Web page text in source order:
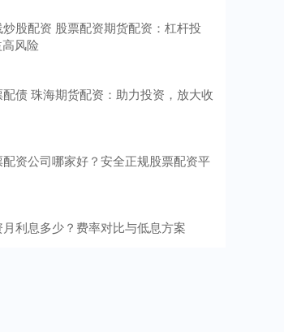
股配资 股票配资期货配资：杠杆投
风险
债 珠海期货配资：助力投资，放大收
资公司哪家好？安全正规股票配资平
利息多少？费率对比与低息方案